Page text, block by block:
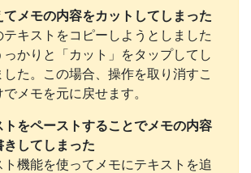
てメモの内容をカットしてしまった
テキストをコピーしようとしました
っかりと「カット」をタップしてし
した。この場合、操作を取り消すこ
でメモを元に戻せます。
トをペーストすることでメモの内容
きしてしまった
ト機能を使ってメモにテキストを追